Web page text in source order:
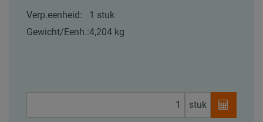
Verp.eenheid:
1 stuk
Gewicht/Eenh.:4,204 kg
stuk